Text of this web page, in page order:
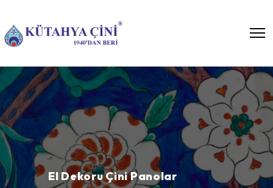
Bar Önü Seramikleri